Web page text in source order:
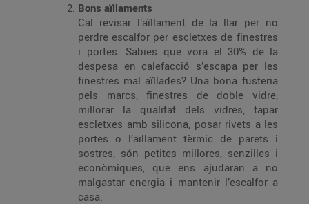
Bons aïllaments
Cal revisar l’aïllament de la llar per no
perdre escalfor per escletxes de finestres
i portes. Sabies que vora el 30% de la
despesa en calefacció s’escapa per les
finestres mal aïllades? Una bona fusteria
pels marcs, finestres de doble vidre,
millorar la qualitat dels vidres, tapar
escletxes amb silicona, posar rivets a les
portes o l’aïllament tèrmic de parets i
sostres, són petites millores, senzilles i
econòmiques, que ens ajudaran a no
malgastar energia i mantenir l’escalfor a
casa.